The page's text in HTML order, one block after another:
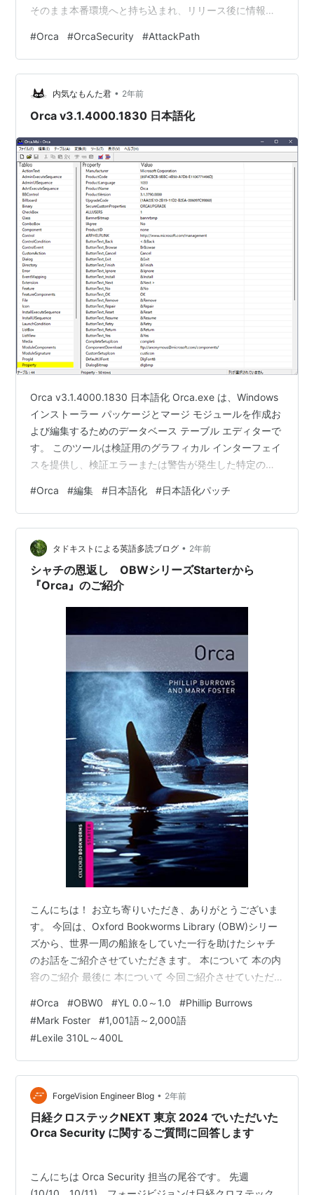
そのまま本番環境へと持ち込まれ、リリース後に情報漏
珍しくありません。 この課題に対する有効なアプローチ
の一つが、Orca Cloud Security Platform のユニークな
機能である 「攻撃経路分析（Attack Paths）」 です。
そしてこの Attack Paths が、昨年末に大幅なリニューア
ルを迎え…
#Orca #OrcaSecurity #AttackPath
内気なもんた君 • 2年前
Orca v3.1.4000.1830 日本語化
Orca v3.1.4000.1830 日本語化 Orca.exe は、Windows
インストーラー パッケージとマージ モジュールを作成お
よび編集するためのデータベース テーブル エディターで
す。 このツールは検証用のグラフィカル インターフェイ
スを提供し、検証エラーまたは警告が発生した特定のエ
- = - = - = - = - = - = - = - = - = - = - = - = - = - = - = -
= - = - .msi ファイルを編集するツールです。 使用する機
会はとても少ないと…
#Orca #編集 #日本語化 #日本語化パッチ
タドキストによる英語多読ブログ • 2年前
シャチの恩返し OBWシリーズStarterから
『Orca』のご紹介
こんにちは！ お立ち寄りいただき、ありがとうございま
す。 今回は、Oxford Bookworms Library (OBW)シリー
ズから、世界一周の船旅をしていた一行を助けたシャチ
のお話をご紹介させていただきます。 本について 本の内
容のご紹介 最後に 本について 今回ご紹介させていただ
けたGraded Reader（段階別図書）、『Orca』です。
YL 0.9程度 語数は1,600語 Lexile: 310L シリーズ：
Oxford Bookworms LibraryのStarter（OBW0）【250語
レベル…
#Orca #OBW0 #YL 0.0～1.0 #Phillip Burrows
#Mark Foster #1,001語～2,000語
#Lexile 310L～400L
ForgeVision Engineer Blog • 2年前
日経クロステックNEXT 東京 2024 でいただいた
Orca Security に関するご質問に回答します
こんにちは Orca Security 担当の尾谷です。 先週